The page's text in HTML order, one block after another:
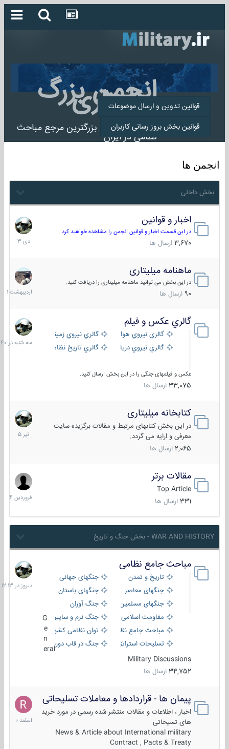
انجمن بزرگ
میلیتاری
انجمن میلیتاری بزرگترین مرجع مباحث
نظامی در ایران
قوانین تدوین و ارسال موضوعات
قوانین بخش بروز رسانی کاربران
انجمن ها
بخش داخلی
اخبار و قوانین
در این قسمت اخبار و قوانین انجمن را مشاهده خواهید کرد
3,670 ارسال ها
22
دی
1403
ماهنامه میلیتاری
در این بخش می توانید ماهنامه میلیتاری را دریافت کنید.
90 ارسال ها
30
1401
گالري عكس و فيلم
گالري نيروي هوايي
گالري نيروي زميني
گالري نيروي دريايي
گالري تاریخ نظامی
عکس و فیلمهای جنگی را در این بخش ارسال کنید.
33,075 ارسال ها
سه
شنبه
در
کتابخانه میلیتاری
در این بخش کتابهای مرتبط و مقالات برگزیده سایت
معرفی و ارایه می گردد.
2,065 ارسال ها
16
تیر
1405
مقالات برتر
Top Article
331 ارسال ها
29
فروردین
1404
WAR AND HISTORY - بخش جنگ و تاریخ
مباحث جامع نظامی
تاریخ و تمدن
جنگهای جهانی
جنگهای معاصر
جنگهای باستان
جنگهای مسلمین
جنگ آوران
مقاومت اسلامی
جنگ نرم و سایبری
مباحث جامع نظامی
توان نظامی کشورها
تسلیحات استراتژیک
جنگ در قاب دوربین
eral
Military Discussions
34,752 ارسال ها
دیروز
در
12:13
پیمان ها - قراردادها و معاملات تسلیحاتی
اخبار ، اطلاعات و مقالات منتشر شده رسمی در مورد خرید
های تسیحاتی
News & Article about International military
Contract , Pacts & Treaty
7
اسفند
1400